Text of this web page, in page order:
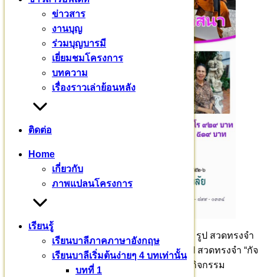
ข่าวสาร
งานบุญ
ร่วมบุญบารมี
เยี่ยมชมโครงการ
บทความ
เรื่องราวเล่าย้อนหลัง
ติดต่อ
Home
เกี่ยวกับ
ภาพแปลนโครงการ
เรียนรู้
เรียนบาลีภาคภาษาอังกฤษ
เรียนบาลีเริ่มต้นง่ายๆ 4 บทเท่านั้น
บทที่ 1
บัดนี้ มีพระสงฆ์จาก ๒๔ จังหวัดทั่วประเทศ ๑๑๕ รูป สวดทรงจำ
“ภิกขุปาติโมกข์” ศากยบุตรสามเณรสีหะ ๕๗ รูป สวดทรงจำ “กัจ
จายนสูตร” รวมพระสงฆ์สามเณร ๑๗๒ รูป ร่วมกิจกรรม